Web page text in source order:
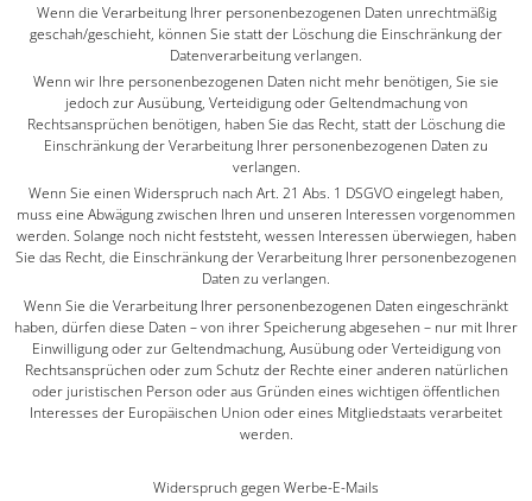
Wenn die Verarbeitung Ihrer personenbezogenen Daten unrechtmäßig
geschah/geschieht, können Sie statt der Löschung die Einschränkung der
Datenverarbeitung verlangen.
Wenn wir Ihre personenbezogenen Daten nicht mehr benötigen, Sie sie
jedoch zur Ausübung, Verteidigung oder Geltendmachung von
Rechtsansprüchen benötigen, haben Sie das Recht, statt der Löschung die
Einschränkung der Verarbeitung Ihrer personenbezogenen Daten zu
verlangen.
Wenn Sie einen Widerspruch nach Art. 21 Abs. 1 DSGVO eingelegt haben,
muss eine Abwägung zwischen Ihren und unseren Interessen vorgenommen
werden. Solange noch nicht feststeht, wessen Interessen überwiegen, haben
Sie das Recht, die Einschränkung der Verarbeitung Ihrer personenbezogenen
Daten zu verlangen.
Wenn Sie die Verarbeitung Ihrer personenbezogenen Daten eingeschränkt
haben, dürfen diese Daten – von ihrer Speicherung abgesehen – nur mit Ihrer
Einwilligung oder zur Geltendmachung, Ausübung oder Verteidigung von
Rechtsansprüchen oder zum Schutz der Rechte einer anderen natürlichen
oder juristischen Person oder aus Gründen eines wichtigen öffentlichen
Interesses der Europäischen Union oder eines Mitgliedstaats verarbeitet
werden.
Widerspruch gegen Werbe-E-Mails